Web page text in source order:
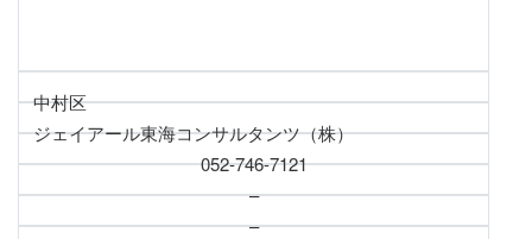
中村区
ジェイアール東海コンサルタンツ（株）
052-746-7121
–
–